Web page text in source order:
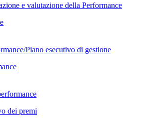
e valutazione della Performance
Piano esecutivo di gestione
dei premi